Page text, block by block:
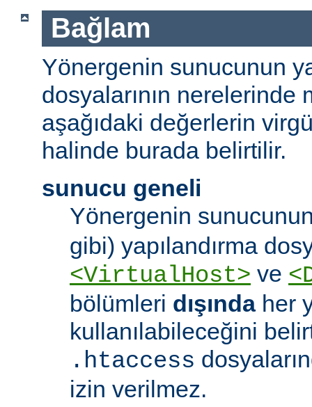
Bağlam
Yönergenin sunucunun
dosyalarının
aşağıdaki değerlerin
halinde burada belirtilir.
sunucu geneli
Yönergenin
gibi) yapılandırma
<VirtualHost> ve
bölümleri dışındaher
kullanılabileceğini
.htaccess
izin verilmez.